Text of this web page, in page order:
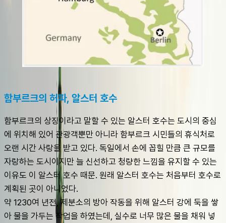
함부르크의 허파, 알스터 호수
함부르크의 상징이라고 말할 수 있는 알스터 호수는 도시의 중심
에 위치해 있어 관광객뿐만 아니라 함부르크 시민들의 휴식처로
오랜 시간 사랑을 받고 있다. 독일에서 손에 꼽힐 만큼 큰 규모를
자랑하는 도시이지만 늘 신선하고 청량한 느낌을 유지할 수 있는
이유도 이 알스터 호수 때문. 원래 알스터 호수는 처음부터 호수로
계획된 곳이 아니었다.
약 1230여 년전, 제분소의 방아 작동을 위해 알스터 강에 둑을 쌓
아 물을 가두는 작업을 하였는데, 실수로 너무 많은 물을 채워 넣